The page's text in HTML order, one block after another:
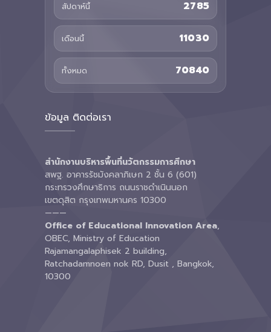
สัปดาห์นี้ 2785
เดือนนี้ 11030
ทั้งหมด 70840
ข้อมูล ติดต่อเรา
สำนักงานบริหารพื้นที่นวัตกรรมการศึกษา
สพฐ. อาคารรัชมังคลาภิเษก 2 ชั้น 6 (601)
กระทรวงศึกษาธิการ ถนนราชดำเนินนอก
เขตดุสิต กรุงเทพมหานคร 10300
———
Office of Educational Innovation Area,
OBEC, Ministry of Education
Rajamangalaphisek 2 building,
Ratchadamnoen nok RD, Dusit , Bangkok,
10300